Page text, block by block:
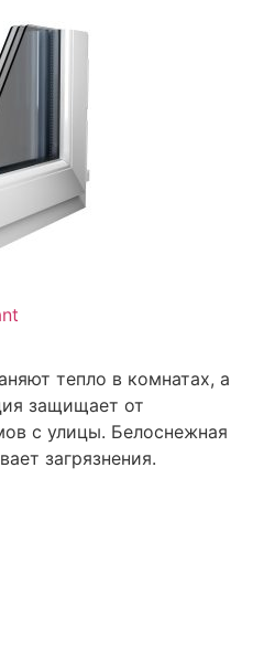
тепло в комнатах, а
защищает от
с улицы. Белоснежная
загрязнения.